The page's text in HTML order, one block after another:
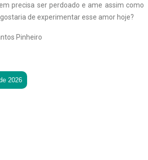
precisa ser perdoado e ame assim como
de experimentar esse amor hoje?
Pinheiro
2026